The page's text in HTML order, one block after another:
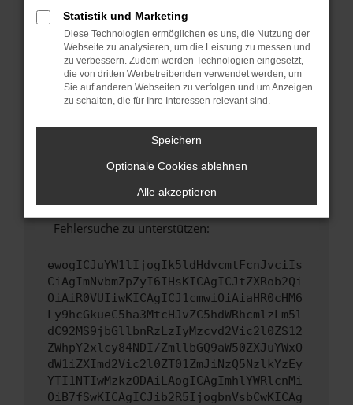
Stelle sicher, dass dein Browser und dein
Betriebssystem auf dem neuesten Stand
sind.
Veraltete Software birgt nicht nur ein
Sicherheitsrisiko, sondern kann auch dazu
führen, dass bestimmte Funktionen nicht mehr
Wende dich an den Webseitenbetreiber.
Wenn du alle oben genannten Schritte versucht
hast, kontaktiere uns bitte. Wir werden
versuchen, das Problem zu beheben. Du kannst
uns diesen Text schicken, um uns bei der
Fehlersuche zu unterstützen:
ewogICJuYW1lIjogIk5ldHdvcmtFcnJvciIs
CiAgImNvbmZpZyI6IHsKICAgICJtZXRob2Qi
OiAiR0VUIiwKICAgICJ1cmwiOiAiaHR0cHM6
Ly9hcGkueC5ha3MtcHJvZC5hdWRhcmlzLm5l
dC92MS9jbGllbnRzLzIyMzcvd2Vic2l0ZS12
ZWhpY2xlcy84NDI/ZmllbGQ9aW50ZXJuYWxO
dW1iZXImd2Vic2l0ZT01ZmJiNzQ5NzlkYzEy
YTI1NTIwMzkzODAiLAogICAgImhlYWRlcnMi
OiB7fSwKICAgICJib2R5IjogbnVsbCwKICAg
Statistik und Marketing
Diese Technologien ermöglichen es uns, die Nutzung der
Webseite zu analysieren, um die Leistung zu messen und
zu verbessern. Zudem werden Technologien eingesetzt,
die von dritten Werbetreibenden verwendet werden, um
Sie auf anderen Webseiten zu verfolgen und um Anzeigen
zu schalten, die für Ihre Interessen relevant sind.
Speichern
Optionale Cookies ablehnen
Alle akzeptieren